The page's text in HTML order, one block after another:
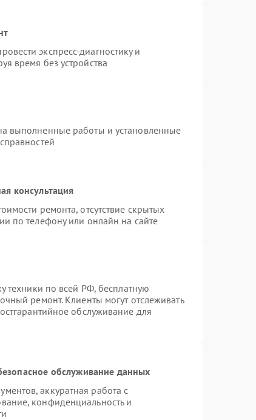
экспресс-диагностику и
время без устройства
выполненные работы и установленные
консультация
ремонта, отсутствие скрытых
по телефону или онлайн на сайте
техники по всей РФ, бесплатную
ремонт. Клиенты могут отслеживать
обслуживание для
обслуживание данных
аккуратная работа с
конфиденциальность и